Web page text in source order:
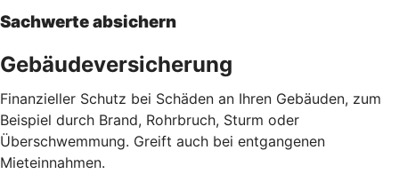
Sachwerte absichern
Gebäudeversicherung
Finanzieller Schutz bei Schäden an Ihren Gebäuden, zum
Beispiel durch Brand, Rohrbruch, Sturm oder
Überschwemmung. Greift auch bei entgangenen
Mieteinnahmen.